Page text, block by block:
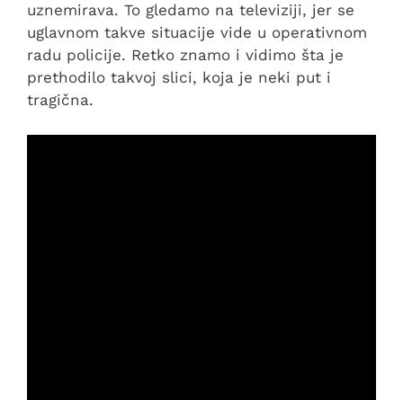
uznemirava. To gledamo na televiziji, jer se
uglavnom takve situacije vide u operativnom
radu policije. Retko znamo i vidimo šta je
prethodilo takvoj slici, koja je neki put i
tragična.